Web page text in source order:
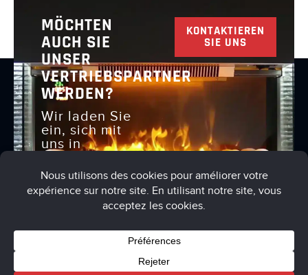
MÖCHTEN
AUCH SIE
UNSER
VERTRIEBSPARTNER
WERDEN?
Wir laden Sie
ein, sich mit
uns in
zu setzen, um
dies zu
besprechen
KONTAKTIEREN
SIE UNS